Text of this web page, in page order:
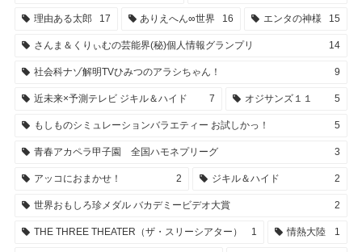
理由ある太郎 17 ありえへん∞世界 16 エンタの神様 15
さんま＆くりぃむの芸能界(秘)個人情報グランプリ 14
社会科ナゾ解明TVひみつのアラシちゃん！ 9
近未来×予測テレビ ジキル＆ハイド 7 オジサンズ１１ 5
もしものシミュレーションバラエティー お試しかっ！ 5
青春アカペラ甲子園 全国ハモネプリーグ 3
アッコにおまかせ！ 2 ジキル＆ハイド 2
世界おもしろ珍メダル バカデミービデオ大賞 2
THE THREE THEATER（ザ・スリーシアター） 1 情熱大陸 1